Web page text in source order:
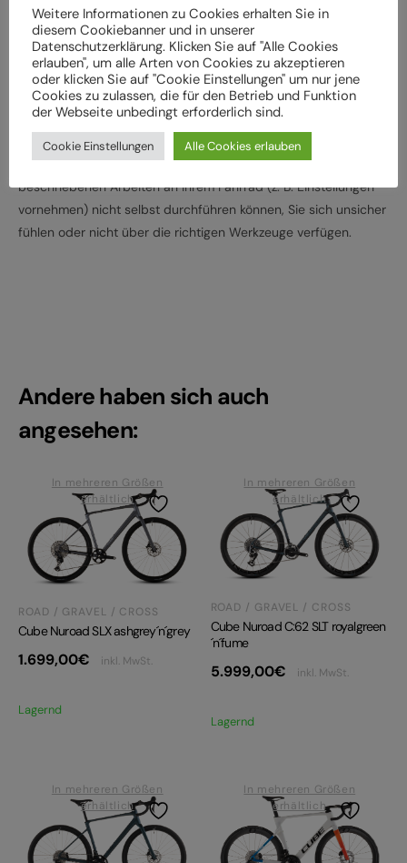
Lassen Sie das Fahrrad entsprechend den
Herstellervorgaben regelmäßig von einem Fachbetrieb
überprüfen und warten, um Gefährdungen, z. B.
verschleißbedingt, zu vermeiden
Halten Sie die angegebenen Drehmomente (Nm) für die
Montage von Bauteilen ein
Wenden Sie sich an Ihren Fachhändler, wenn Sie die
beschriebenen Arbeiten an Ihrem Fahrrad (z. B. Einstellungen
vornehmen) nicht selbst durchführen können, Sie sich unsicher
fühlen oder nicht über die richtigen Werkzeuge verfügen.
Andere haben sich auch
angesehen:
In mehreren Größen
erhältlich
ROAD / GRAVEL / CROSS
Cube Nuroad SLX ashgrey´n´grey
1.699,00€ inkl. MwSt.
Lagernd
In mehreren Größen
erhältlich
ROAD / GRAVEL / CROSS
Cube Nuroad C:62 SLT royalgreen
´n´fume
5.999,00€ inkl. MwSt.
Lagernd
In mehreren Größen
erhältlich
In mehreren Größen
erhältlich
Weitere Informationen zu Cookies erhalten Sie in
diesem Cookiebanner und in unserer
Datenschutzerklärung. Klicken Sie auf "Alle Cookies
erlauben", um alle Arten von Cookies zu akzeptieren
oder klicken Sie auf "Cookie Einstellungen" um nur jene
Cookies zu zulassen, die für den Betrieb und Funktion
der Webseite unbedingt erforderlich sind.
Cookie Einstellungen Alle Cookies erlauben